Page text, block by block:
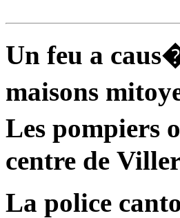
Un feu a
maisons
Les
centre de
La police